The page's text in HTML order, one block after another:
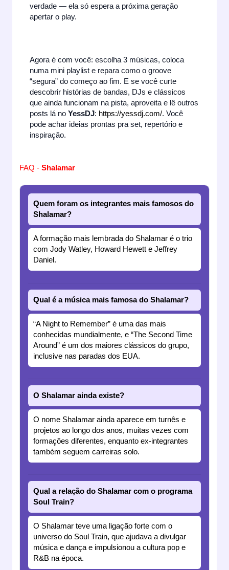
verdade — ela só espera a próxima geração
apertar o play.
Agora é com você: escolha 3 músicas, coloca
numa mini playlist e repara como o groove
“segura” do começo ao fim. E se você curte
descobrir histórias de bandas, DJs e clássicos
que ainda funcionam na pista, aproveita e lê outros
posts lá noYessDJ: https://yessdj.com/. Você
pode achar ideias prontas pra set, repertório e
inspiração.
FAQ -Shalamar
Quem foram os integrantes mais famosos do
Shalamar?
A formação mais lembrada do Shalamar é o trio
com Jody Watley, Howard Hewett e Jeffrey
Daniel.
Qual é a música mais famosa do Shalamar?
“A Night to Remember” é uma das mais
conhecidas mundialmente, e “The Second Time
Around” é um dos maiores clássicos do grupo,
inclusive nas paradas dos EUA.
O Shalamar ainda existe?
O nome Shalamar ainda aparece em turnês e
projetos ao longo dos anos, muitas vezes com
formações diferentes, enquanto ex-integrantes
também seguem carreiras solo.
Qual a relação do Shalamar com o programa
Soul Train?
O Shalamar teve uma ligação forte com o
universo do Soul Train, que ajudava a divulgar
música e dança e impulsionou a cultura pop e
R&B na época.